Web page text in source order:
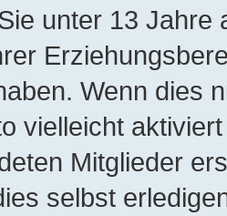
unter 13 Jahre
Wenn dies
vielleicht
Mitglieder
selbst